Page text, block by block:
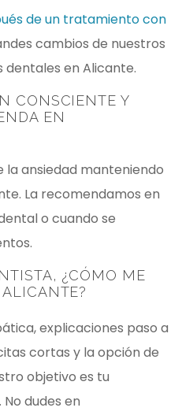
de un tratamiento con
cambios de nuestros
en Alicante.
CONSCIENTE Y
EN
la ansiedad manteniendo
La recomendamos en
o cuando se
¿CÓMO ME
explicaciones paso a
cortas y la opción de
objetivo es tu
dudes en